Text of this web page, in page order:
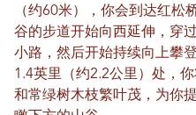
（约60米），你会到达红松
谷的步道开始向西延伸，穿
小路，然后开始持续向上攀
1.4英里（约2.2公里）处，
和常绿树木枝繁叶茂，为你